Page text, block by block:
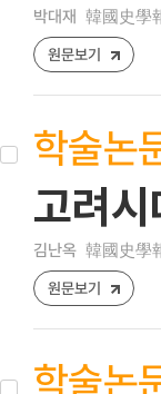
박대재 韓國史學
원문보기
학술논
고려
김난옥 韓國史學
원문보기
학술논